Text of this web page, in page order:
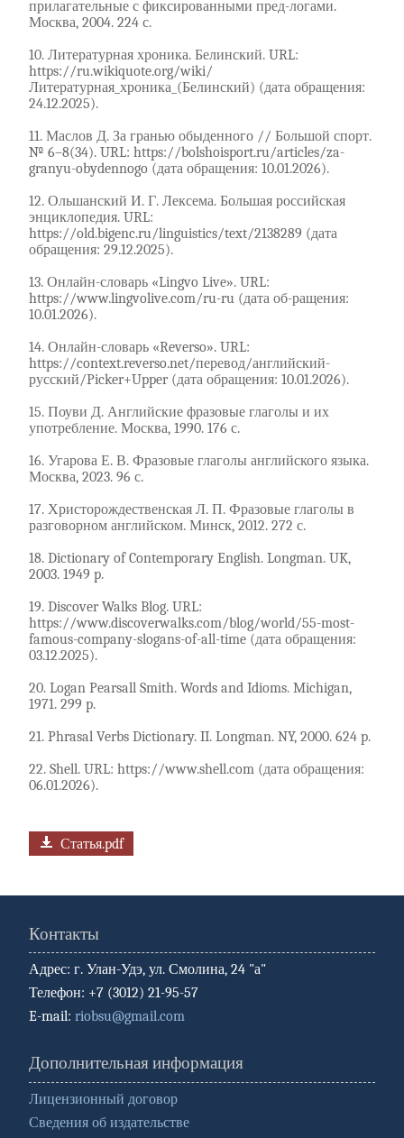
прилагательные с фиксированными пред-логами.
Москва, 2004. 224 с.
10. Литературная хроника. Белинский. URL:
https://ru.wikiquote.org/wiki/
Литературная_хроника_(Белинский) (дата обращения:
24.12.2025).
11. Маслов Д. За гранью обыденного // Большой спорт.
№ 6–8(34). URL: https://bolshoisport.ru/articles/za-
granyu-obydennogo (дата обращения: 10.01.2026).
12. Ольшанский И. Г. Лексема. Большая российская
энциклопедия. URL:
https://old.bigenc.ru/linguistics/text/2138289 (дата
обращения: 29.12.2025).
13. Онлайн-словарь «Lingvo Live». URL:
https://www.lingvolive.com/ru-ru (дата об-ращения:
10.01.2026).
14. Онлайн-словарь «Reverso». URL:
https://context.reverso.net/перевод/английский-
русский/Picker+Upper (дата обращения: 10.01.2026).
15. Поуви Д. Английские фразовые глаголы и их
употребление. Москва, 1990. 176 с.
16. Угарова Е. В. Фразовые глаголы английского языка.
Москва, 2023. 96 с.
17. Христорождественская Л. П. Фразовые глаголы в
разговорном английском. Минск, 2012. 272 с.
18. Dictionary of Contemporary English. Longman. UK,
2003. 1949 p.
19. Discover Walks Blog. URL:
https://www.discoverwalks.com/blog/world/55-most-
famous-company-slogans-of-all-time (дата обращения:
03.12.2025).
20. Logan Pearsall Smith. Words and Idioms. Michigan,
1971. 299 p.
21. Phrasal Verbs Dictionary. II. Longman. NY, 2000. 624 p.
22. Shell. URL: https://www.shell.com (дата обращения:
06.01.2026).
Статья.pdf
Контакты
Адрес: г. Улан-Удэ, ул. Смолина, 24 "а"
Телефон: +7 (3012) 21-95-57
E-mail: riobsu@gmail.com
Дополнительная информация
Лицензионный договор
Сведения об издательстве